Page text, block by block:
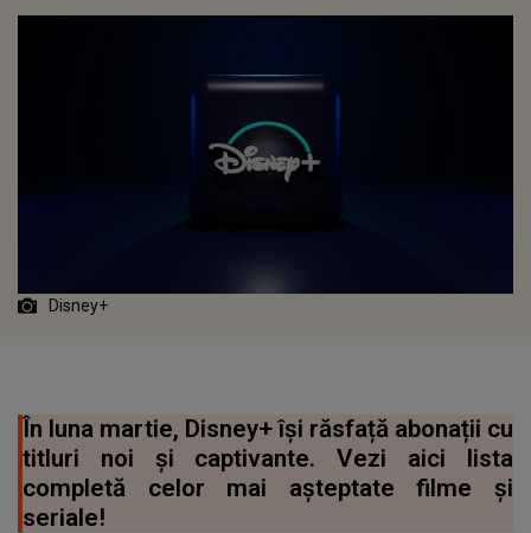
Disney+
În luna martie, Disney+ își răsfață abonații cu
titluri noi și captivante. Vezi aici lista
completă celor mai așteptate filme și
seriale!